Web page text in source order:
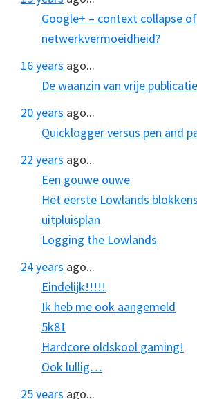
Google+ – context collapse of
netwerkvermoeidheid?
16 years ago...
De waanzin van vrije
20 years ago...
Quicklogger versus pen and
22 years ago...
Een gouwe ouwe
Het eerste Lowlands
uitpluisplan
Logging the Lowlands
24 years ago...
Eindelijk!!!!!
Ik heb me ook aangemeld
5k81
Hardcore oldskool gaming!
Ook lullig…
25 years ago...